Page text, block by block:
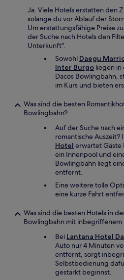
Ja. Viele Hotels erstatten den
solange du vor Ablauf der
Um erstattungsfähige Preise
der Suche nach Hotels den
Unterkunft".
Sowohl Daegu
Inter Burgo liegen
Dacos Bowlingbahn,
im Kurs und bieten
Was sind die besten
Bowlingbahn?
Auf der Suche nach
romantische Auszeit?
Hotel erwartet Gäste
ein Innenpool und
Bowlingbahn liegt
entfernt.
Eine weitere tolle
eine kurze Fahrt
Was sind die besten Hotels in
Bowlingbahn mit inbegriffenem
Bei Lantana Hotel
Auto nur 4 Minuten
entfernt, sorgt
Selbstbedienung
gestärkt beginnst.